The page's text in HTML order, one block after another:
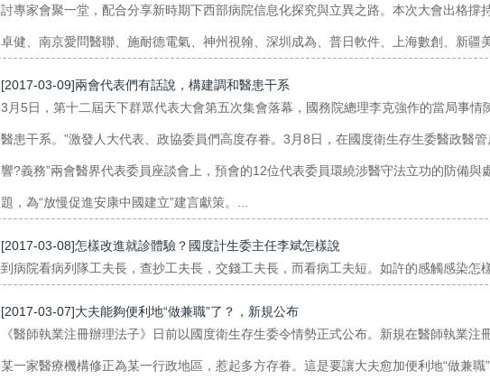
討專家會聚一堂，配合分享新時期下西部病院信息化探究與立異之路。本次大會出格撐
卓健、南京愛問醫聯、施耐德電氣、神州視翰、深圳成為、普日軟件、上海數創、新疆
[2017-03-09]兩會代表們有話說，構建調和醫患干系
3月5日，第十二屆天下群眾代表大會第五次集會落幕，國務院總理李克強作的當局事情
醫患干系。”激發人大代表、政協委員們高度存眷。3月8日，在國度衛生存生委醫政醫
響?義務”兩會醫界代表委員座談會上，預會的12位代表委員環繞涉醫守法立功的防備
題，為“放慢促進安康中國建立”建言獻策。...
[2017-03-08]怎樣改進就診體驗？國度計生委主任李斌怎樣說
到病院看病列隊工夫長，查抄工夫長，交錢工夫長，而看病工夫短。如許的感觸感染怎
[2017-03-07]大夫能夠便利地“做兼職”了？，新規公布
《醫師執業注冊辦理法子》日前以國度衛生存生委令情勢正式公布。新規在醫師執業
某一家醫療機構修正為某一行政地區，惹起多方存眷。這是要讓大夫愈加便利地“做兼